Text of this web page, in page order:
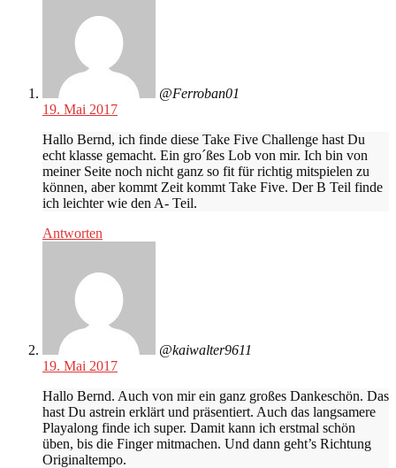
@Ferroban01
19. Mai 2017
Hallo Bernd, ich finde diese Take Five Challenge hast Du
echt klasse gemacht. Ein gro´ßes Lob von mir. Ich bin von
meiner Seite noch nicht ganz so fit für richtig mitspielen zu
können, aber kommt Zeit kommt Take Five. Der B Teil finde
ich leichter wie den A- Teil.
Antworten
@kaiwalter9611
19. Mai 2017
Hallo Bernd. Auch von mir ein ganz großes Dankeschön. Das
hast Du astrein erklärt und präsentiert. Auch das langsamere
Playalong finde ich super. Damit kann ich erstmal schön
üben, bis die Finger mitmachen. Und dann geht’s Richtung
Originaltempo.